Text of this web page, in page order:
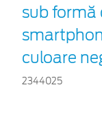
sub formă
culoare
2344025